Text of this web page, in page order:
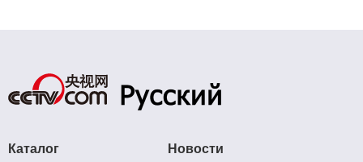
Каталог Новости